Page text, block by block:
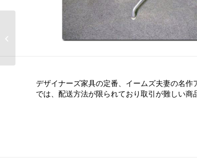
デザイナーズ家具の定番、イームズ夫妻の名
では、配送方法が限られており取引が難しい
Danese Coat Hanger